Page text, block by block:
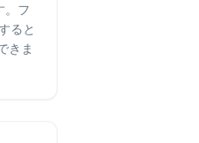
。フ
ると
きま